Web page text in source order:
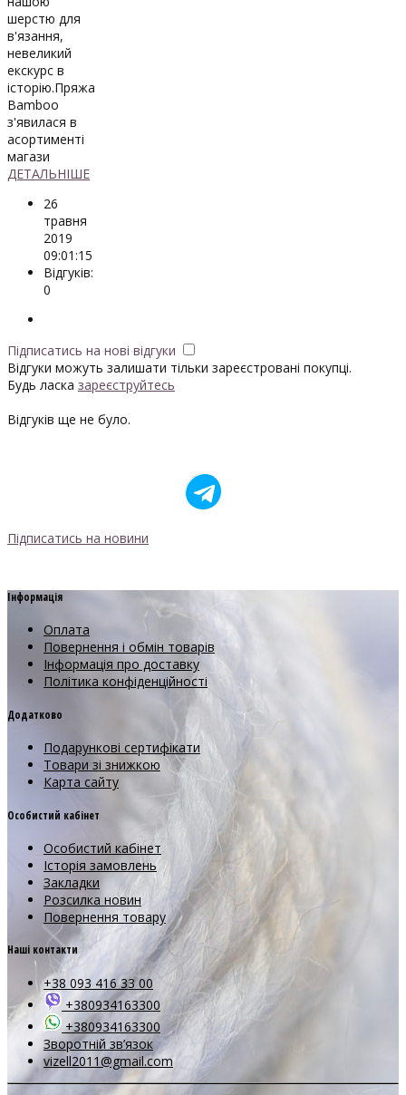
шерстю для
в'язання,
невеликий
екскурс в
історію.Пряжа
Bamboo
з'явилася в
асортименті
магази
ДЕТАЛЬНІШЕ
26
травня
2019
09:01:15
Відгуків:
0
Підписатись на нові відгуки
Відгуки можуть залишати тільки зареєстровані покупці.
Будь ласка зареєструйтесь
Відгуків ще не було.
Підписатись на новини
Інформація
Оплата
Повернення і обмін товарів
Інформація про доставку
Політика конфіденційності
Додатково
Подарункові сертифікати
Товари зі знижкою
Карта сайту
Особистий кабінет
Особистий кабінет
Історія замовлень
Закладки
Розсилка новин
Повернення товару
Наші контакти
+38 093 416 33 00
+380934163300
+380934163300
Зворотній зв’язок
vizell2011@gmail.com